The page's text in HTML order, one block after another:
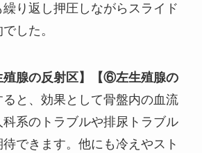
り返し押圧しながらスライド
した。
殖腺の反射区】【⑥左生殖腺の
ると、効果として骨盤内の血流
系のトラブルや排尿トラブル
できます。他にも冷えやスト